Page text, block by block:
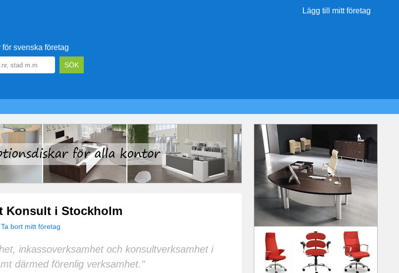
Lägg till mitt företag
svenska företag
Konsult i Stockholm
Ta bort mitt företag
inkassoverksamhet och konsultverksamhet i
därmed förenlig verksamhet."